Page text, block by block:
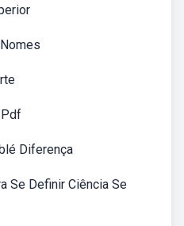
Diferença
Se Definir Ciência Se